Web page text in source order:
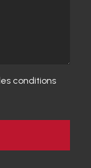
conditions